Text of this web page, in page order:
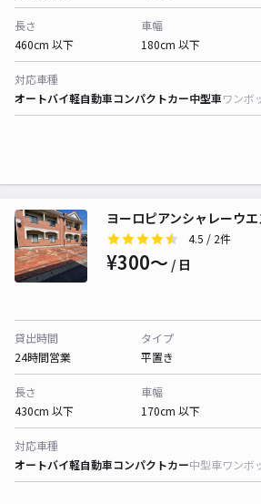
長さ
460cm 以下
車幅
180cm 以下
対応車種
オートバイ軽自動車コンパクトカー中型車ワンボ
ヨーロピアンシャレーウ
4.5 / 2件
¥300〜 / 日
貸出時間
24時間営業
タイプ
平置き
長さ
430cm 以下
車幅
170cm 以下
対応車種
オートバイ軽自動車コンパクトカー中型車ワンボ